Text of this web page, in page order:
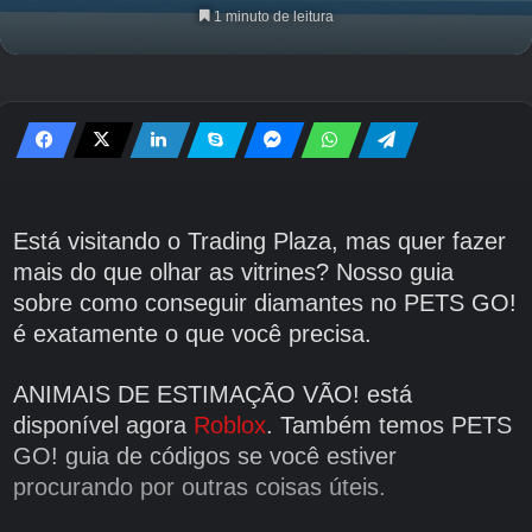
1 minuto de leitura
Está visitando o Trading Plaza, mas quer fazer
mais do que olhar as vitrines? Nosso guia
sobre como conseguir diamantes no PETS GO!
é exatamente o que você precisa.
ANIMAIS DE ESTIMAÇÃO VÃO! está
disponível agora Roblox. Também temos PETS
GO! guia de códigos se você estiver
procurando por outras coisas úteis.